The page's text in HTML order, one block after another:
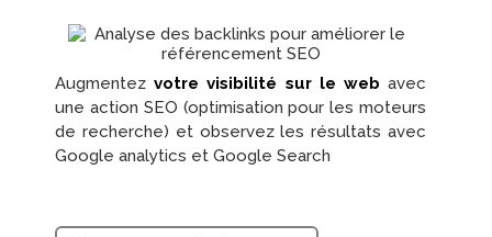
Augmentezvotre visibilité sur le web avec
une action SEO (optimisation pour les moteurs
de recherche) et observez les résultats avec
Google analytics et Google Search